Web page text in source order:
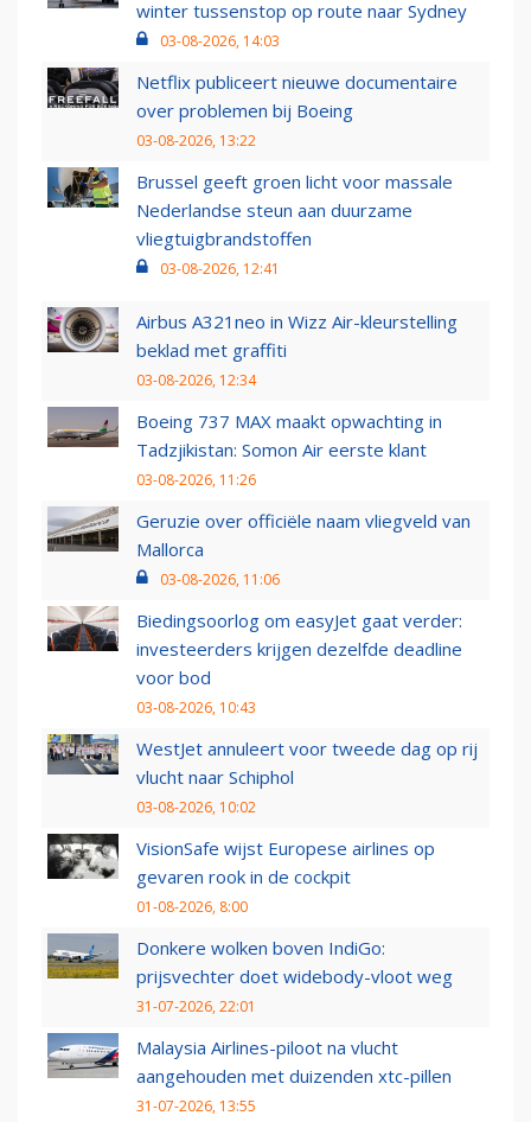
winter tussenstop op route naar Sydney
03-08-2026, 14:03
Netflix publiceert nieuwe documentaire
over problemen bij Boeing
03-08-2026, 13:22
Brussel geeft groen licht voor massale
Nederlandse steun aan duurzame
vliegtuigbrandstoffen
03-08-2026, 12:41
Airbus A321neo in Wizz Air-kleurstelling
beklad met graffiti
03-08-2026, 12:34
Boeing 737 MAX maakt opwachting in
Tadzjikistan: Somon Air eerste klant
03-08-2026, 11:26
Geruzie over officiële naam vliegveld van
Mallorca
03-08-2026, 11:06
Biedingsoorlog om easyJet gaat verder:
investeerders krijgen dezelfde deadline
voor bod
03-08-2026, 10:43
WestJet annuleert voor tweede dag op rij
vlucht naar Schiphol
03-08-2026, 10:02
VisionSafe wijst Europese airlines op
gevaren rook in de cockpit
01-08-2026, 8:00
Donkere wolken boven IndiGo:
prijsvechter doet widebody-vloot weg
31-07-2026, 22:01
Malaysia Airlines-piloot na vlucht
aangehouden met duizenden xtc-pillen
31-07-2026, 13:55